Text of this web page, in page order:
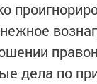
дела по